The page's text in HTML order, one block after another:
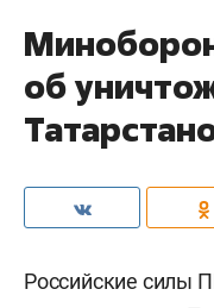
об
Российские силы